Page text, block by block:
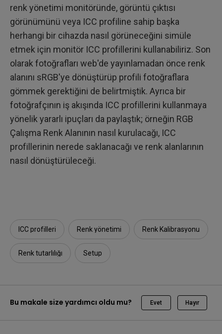
renk yönetimi monitöründe, görüntü çıktısı
görünümünü veya ICC profiline sahip başka
herhangi bir cihazda nasıl görüneceğini simüle
etmek için monitör ICC profillerini kullanabiliriz. Son
olarak fotoğrafları web'de yayınlamadan önce renk
alanını sRGB'ye dönüştürüp profili fotoğraflara
gömmek gerektiğini de belirtmiştik. Ayrıca bir
fotoğrafçının iş akışında ICC profillerini kullanmaya
yönelik yararlı ipuçları da paylaştık; örneğin RGB
Çalışma Renk Alanının nasıl kurulacağı, ICC
profillerinin nerede saklanacağı ve renk alanlarının
nasıl dönüştürüleceği.
ICC profilleri Renk yönetimi Renk Kalibrasyonu
Renk tutarlılığı Setup
Bu makale size yardımcı oldu mu? Evet Hayır